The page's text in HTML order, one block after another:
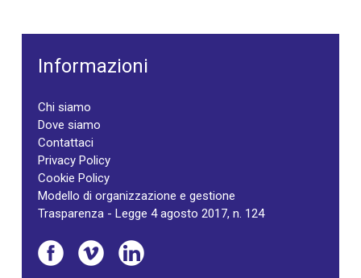
Informazioni
Chi siamo
Dove siamo
Contattaci
Privacy Policy
Cookie Policy
Modello di organizzazione e gestione
Trasparenza - Legge 4 agosto 2017, n. 124